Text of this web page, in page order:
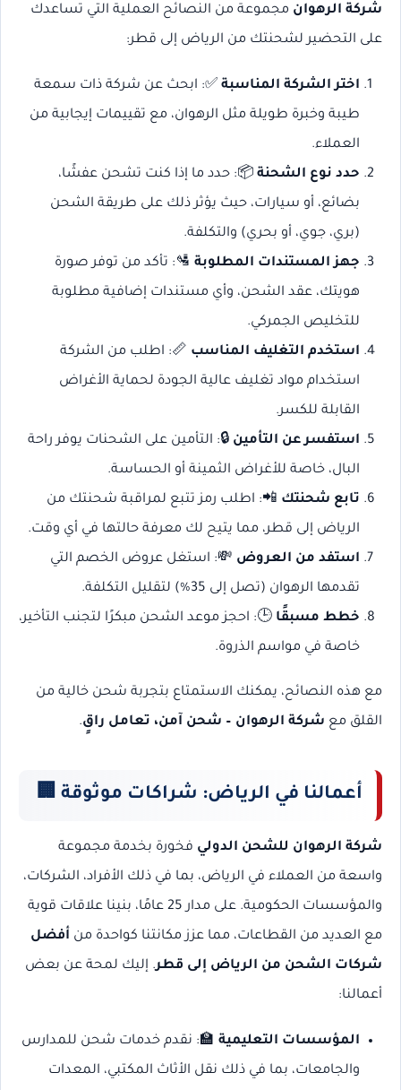
شركة الرهوان مجموعة من النصائح العملية التي تساعدك
على التحضير لشحنتك من الرياض إلى قطر:
اختر الشركة المناسبة✅: ابحث عن شركة ذات سمعة
طيبة وخبرة طويلة مثل الرهوان، مع تقييمات إيجابية من
العملاء.
حدد نوع الشحنة📦: حدد ما إذا كنت تشحن عفشًا،
بضائع، أو سيارات، حيث يؤثر ذلك على طريقة الشحن
(بري، جوي، أو بحري) والتكلفة.
جهز المستندات المطلوبة🛂: تأكد من توفر صورة
هويتك، عقد الشحن، وأي مستندات إضافية مطلوبة
للتخليص الجمركي.
استخدم التغليف المناسب 📏: اطلب من الشركة
استخدام مواد تغليف عالية الجودة لحماية الأغراض
القابلة للكسر.
استفسر عن التأمين 🔒: التأمين على الشحنات يوفر راحة
البال، خاصة للأغراض الثمينة أو الحساسة.
تابع شحنتك 📲: اطلب رمز تتبع لمراقبة شحنتك من
الرياض إلى قطر، مما يتيح لك معرفة حالتها في أي وقت.
استفد من العروض 💸: استغل عروض الخصم التي
تقدمها الرهوان (تصل إلى 35%) لتقليل التكلفة.
خطط مسبقًا 🕒: احجز موعد الشحن مبكرًا لتجنب التأخير،
خاصة في مواسم الذروة.
مع هذه النصائح، يمكنك الاستمتاع بتجربة شحن خالية من
القلق مع شركة الرهوان – شحن آمن، تعامل راقٍ.
أعمالنا في الرياض: شراكات موثوقة 🏢
شركة الرهوان للشحن الدولي فخورة بخدمة مجموعة
واسعة من العملاء في الرياض، بما في ذلك الأفراد، الشركات،
والمؤسسات الحكومية. على مدار 25 عامًا، بنينا علاقات قوية
مع العديد من القطاعات، مما عزز مكانتنا كواحدة من أفضل
شركات الشحن من الرياض إلى قطر. إليك لمحة عن بعض
أعمالنا:
المؤسسات التعليمية🏫: نقدم خدمات شحن للمدارس
والجامعات، بما في ذلك نقل الأثاث المكتبي، المعدات